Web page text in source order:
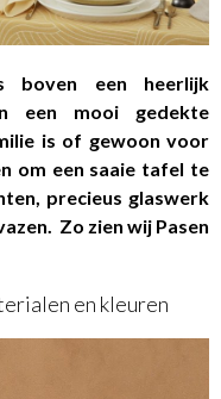
een heerlijk
een mooi gedekte
is of gewoon voor
om een saaie tafel te
precieus glaswerk
Zo zien wij Pasen
en kleuren